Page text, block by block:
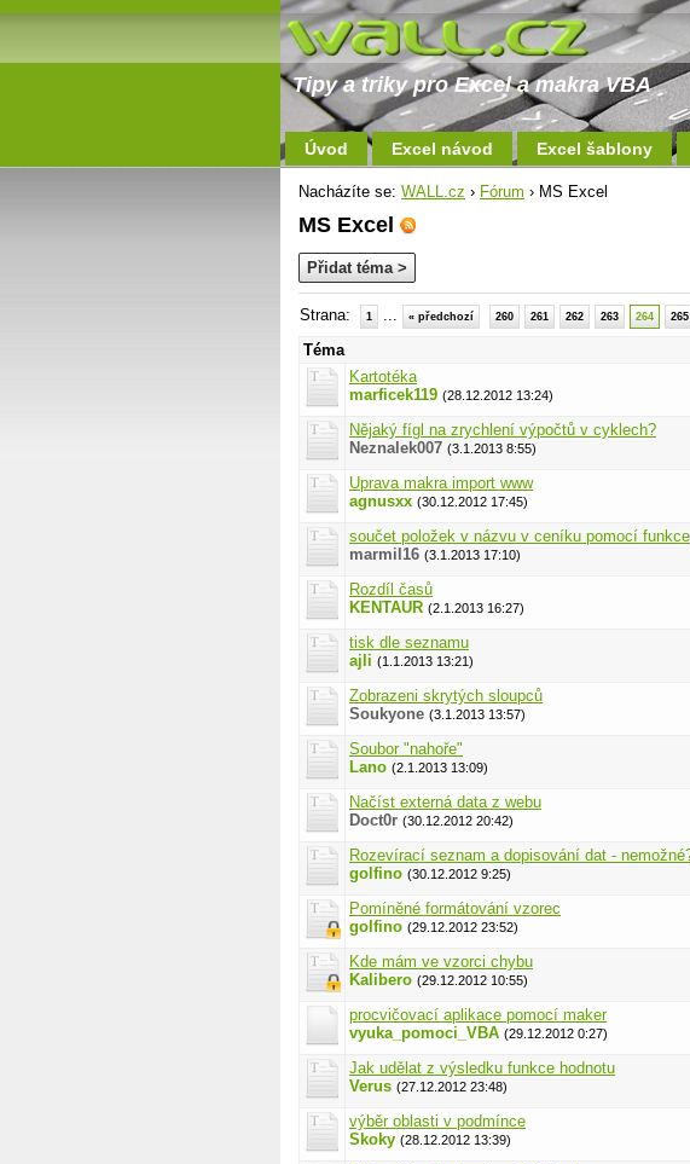
Tipy a triky pro Excel a makra VBA
Úvod Excel návod Excel šablony
Nacházíte se: WALL.cz › Fórum › MS Excel
MS Excel
Přidat téma >
Strana: 1 ... « předchozí 260 261 262 263 264 265
Téma
Kartotéka
marficek119 (28.12.2012 13:24)
Nějaký fígl na zrychlení výpočtů v cyklech?
Neznalek007 (3.1.2013 8:55)
Uprava makra import www
agnusxx (30.12.2012 17:45)
součet položek v názvu v ceníku pomocí funkce
marmil16 (3.1.2013 17:10)
Rozdíl časů
KENTAUR (2.1.2013 16:27)
tisk dle seznamu
ajli (1.1.2013 13:21)
Zobrazeni skrytých sloupců
Soukyone (3.1.2013 13:57)
Soubor "nahoře"
Lano (2.1.2013 13:09)
Načíst externá data z webu
Doct0r (30.12.2012 20:42)
Rozevírací seznam a dopisování dat -
golfino (30.12.2012 9:25)
Pomíněné formátování vzorec
golfino (29.12.2012 23:52)
Kde mám ve vzorci chybu
Kalibero (29.12.2012 10:55)
procvičovací aplikace pomocí maker
vyuka_pomoci_VBA (29.12.2012 0:27)
Jak udělat z výsledku funkce hodnotu
Verus (27.12.2012 23:48)
výběr oblasti v podmínce
Skoky (28.12.2012 13:39)